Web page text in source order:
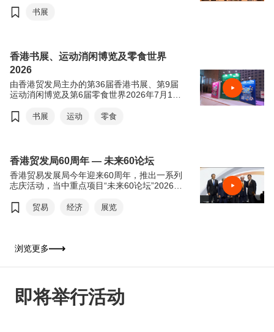
届香港书展，连同香港运动消闲博览及零食世
区，为入场人士带来集阅读、运动与消闲于一
体的盛夏旅程。
书展
香港书展、运动消闲博览及零食世界
2026
由香港贸发局主办的第36届香港书展、第9届
运动消闲博览及第6届零食世界2026年7月15
以“从香港阅读世界：文创传承．旅悦人生”，
享，进一步彰显香港作为中外文化艺术交流中
心的独特优势。连同同期举行的运动消闲博览
及零食世界，三展共吸引超过770家参展商参
与，为市民及旅客带来集阅读、运动及美食于
一。
书展 运动 零食
香港贸发局60周年 — 未来60论坛
香港贸易发展局今年迎来60周年，推出一系列
志庆活动，当中重点项目“未来60论坛”2026年
坛”以“回顾与前瞻”为主轴，由贸发局前主席邓
担任论坛嘉宾，并担任主持，共同回顾香港经
程，探讨香港如何在百年变局中继续发挥“超
贸易 经济 展览
浏览更多
即将举行活动